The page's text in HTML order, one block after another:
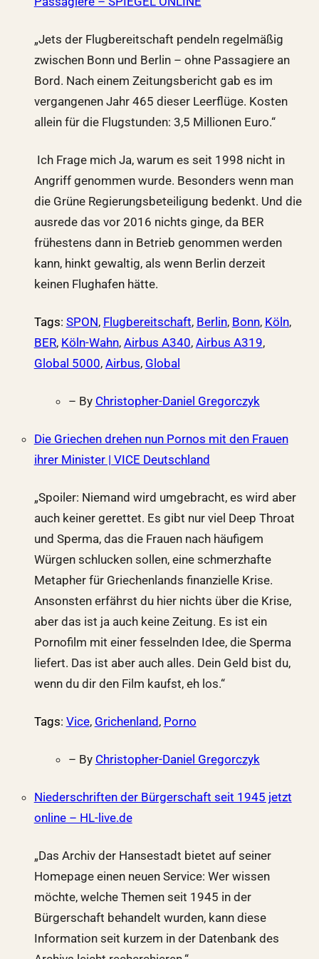
„Jets der Flugbereitschaft pendeln regelmäßig
zwischen Bonn und Berlin – ohne Passagiere an
Bord. Nach einem Zeitungsbericht gab es im
vergangenen Jahr 465 dieser Leerflüge. Kosten
allein für die Flugstunden: 3,5 Millionen Euro.“
Ich Frage mich Ja, warum es seit 1998 nicht in
Angriff genommen wurde. Besonders wenn man
die Grüne Regierungsbeteiligung bedenkt. Und die
ausrede das vor 2016 nichts ginge, da BER
frühestens dann in Betrieb genommen werden
kann, hinkt gewaltig, als wenn Berlin derzeit
keinen Flughafen hätte.
Tags: SPON, Flugbereitschaft, Berlin, Bonn, Köln,
BER, Köln-Wahn, Airbus A340, Airbus A319,
Global 5000, Airbus, Global
– By Christopher-Daniel Gregorczyk
Die Griechen drehen nun Pornos mit den Frauen
ihrer Minister | VICE Deutschland
„Spoiler: Niemand wird umgebracht, es wird aber
auch keiner gerettet. Es gibt nur viel Deep Throat
und Sperma, das die Frauen nach häufigem
Würgen schlucken sollen, eine schmerzhafte
Metapher für Griechenlands finanzielle Krise.
Ansonsten erfährst du hier nichts über die Krise,
aber das ist ja auch keine Zeitung. Es ist ein
Pornofilm mit einer fesselnden Idee, die Sperma
liefert. Das ist aber auch alles. Dein Geld bist du,
wenn du dir den Film kaufst, eh los.“
Tags: Vice, Grichenland, Porno
– By Christopher-Daniel Gregorczyk
Niederschriften der Bürgerschaft seit 1945 jetzt
online – HL-live.de
„Das Archiv der Hansestadt bietet auf seiner
Homepage einen neuen Service: Wer wissen
möchte, welche Themen seit 1945 in der
Bürgerschaft behandelt wurden, kann diese
Information seit kurzem in der Datenbank des